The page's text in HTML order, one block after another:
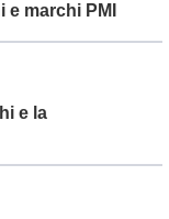
marchi PMI
e la